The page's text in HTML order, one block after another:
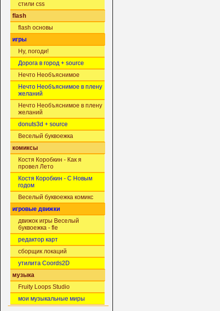
стили css
flash
flash основы
игры
Ну, погоди!
Дорога в город + source
Нечто Необъяснимое
Нечто Необъяснимое в плену
желаний
Нечто Необъяснимое в плену
желаний
donuts3d + source
Веселый буквоежка
комиксы
Костя Коробкин - Как я
провел Лето
Костя Коробкин - С Новым
годом
Веселый буквоежка комикс
игровые движки
движок игры Веселый
буквоежка - fle
редактор карт
сборщик локаций
утилита Coords2D
музыка
Fruity Loops Studio
мои музыкальные миры